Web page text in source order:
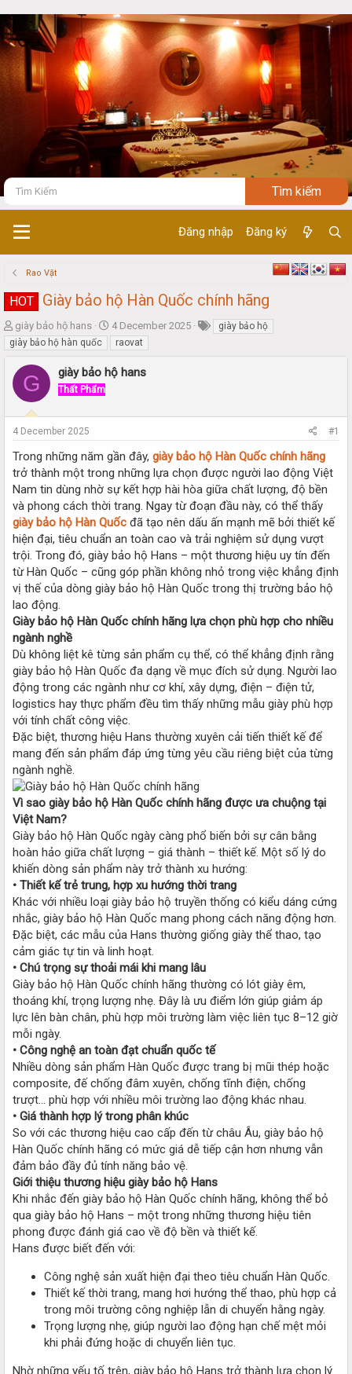
Đăng nhập Đăng ký
Rao Vặt
HOT Giày bảo hộ Hàn Quốc chính hãng
T
h
r
e
d
a
r
t
e
r
giày bảo hộ hans
S
t
a
r
t
4 December 2025
giày bảo hộ
giày bảo hộ hàn quốc
raovat
G giày bảo hộ hans
Thất Phẩm
4 December 2025 #1
Trong những năm gần đây, giày bảo hộ Hàn Quốc chính hãng
trở thành một trong những lựa chọn được người lao động Việt
Nam tin dùng nhờ sự kết hợp hài hòa giữa chất lượng, độ bền
và phong cách thời trang. Ngay từ đoạn đầu này, có thể thấy
giày bảo hộ Hàn Quốc đã tạo nên dấu ấn mạnh mẽ bởi thiết kế
hiện đại, tiêu chuẩn an toàn cao và trải nghiệm sử dụng vượt
trội. Trong đó, giày bảo hộ Hans – một thương hiệu uy tín đến
từ Hàn Quốc – cũng góp phần không nhỏ trong việc khẳng định
vị thế của dòng giày bảo hộ Hàn Quốc trong thị trường bảo hộ
lao động.
Giày bảo hộ Hàn Quốc chính hãng lựa chọn phù hợp cho nhiều
ngành nghề
Dù không liệt kê từng sản phẩm cụ thể, có thể khẳng định rằng
giày bảo hộ Hàn Quốc đa dạng về mục đích sử dụng. Người lao
động trong các ngành như cơ khí, xây dựng, điện – điện tử,
logistics hay thực phẩm đều tìm thấy những mẫu giày phù hợp
với tính chất công việc.
Đặc biệt, thương hiệu Hans thường xuyên cải tiến thiết kế để
mang đến sản phẩm đáp ứng từng yêu cầu riêng biệt của từng
ngành nghề.
Vì sao giày bảo hộ Hàn Quốc chính hãng được ưa chuộng tại
Việt Nam?
Giày bảo hộ Hàn Quốc ngày càng phổ biến bởi sự cân bằng
hoàn hảo giữa chất lượng – giá thành – thiết kế. Một số lý do
khiến dòng sản phẩm này trở thành xu hướng:
• Thiết kế trẻ trung, hợp xu hướng thời trang
Khác với nhiều loại giày bảo hộ truyền thống có kiểu dáng cứng
nhắc, giày bảo hộ Hàn Quốc mang phong cách năng động hơn.
Đặc biệt, các mẫu của Hans thường giống giày thể thao, tạo
cảm giác tự tin và linh hoạt.
• Chú trọng sự thoải mái khi mang lâu
Giày bảo hộ Hàn Quốc chính hãng thường có lót giày êm,
thoáng khí, trọng lượng nhẹ. Đây là ưu điểm lớn giúp giảm áp
lực lên bàn chân, phù hợp môi trường làm việc liên tục 8–12 giờ
mỗi ngày.
• Công nghệ an toàn đạt chuẩn quốc tế
Nhiều dòng sản phẩm Hàn Quốc được trang bị mũi thép hoặc
composite, đế chống đâm xuyên, chống tĩnh điện, chống
trượt… phù hợp với nhiều môi trường lao động khác nhau.
• Giá thành hợp lý trong phân khúc
So với các thương hiệu cao cấp đến từ châu Âu, giày bảo hộ
Hàn Quốc chính hãng có mức giá dễ tiếp cận hơn nhưng vẫn
đảm bảo đầy đủ tính năng bảo vệ.
Giới thiệu thương hiệu giày bảo hộ Hans
Khi nhắc đến giày bảo hộ Hàn Quốc chính hãng, không thể bỏ
qua giày bảo hộ Hans – một trong những thương hiệu tiên
phong được đánh giá cao về độ bền và thiết kế.
Hans được biết đến với:
Công nghệ sản xuất hiện đại theo tiêu chuẩn Hàn Quốc.
Thiết kế thời trang, mang hơi hướng thể thao, phù hợp cả
trong môi trường công nghiệp lẫn di chuyển hằng ngày.
Trọng lượng nhẹ, giúp người lao động hạn chế mệt mỏi
khi phải đứng hoặc di chuyển liên tục.
Nhờ những yếu tố trên, giày bảo hộ Hans trở thành lựa chọn lý